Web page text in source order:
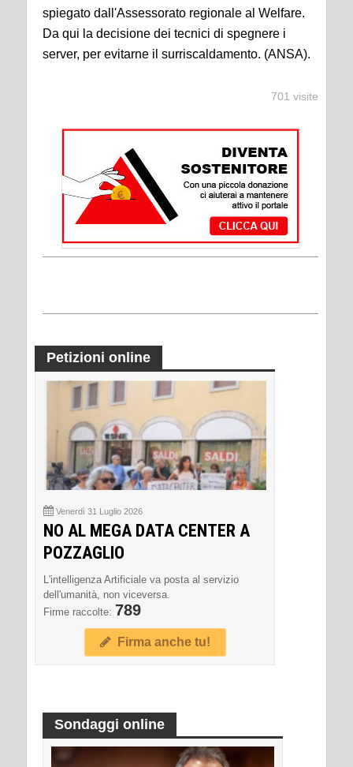
spiegato dall'Assessorato regionale al Welfare.
Da qui la decisione dei tecnici di spegnere i
server, per evitarne il surriscaldamento. (ANSA).
701 visite
Petizioni online
Venerdì 31 Luglio 2026
NO AL MEGA DATA CENTER A
POZZAGLIO
L'intelligenza Artificiale va posta al servizio
dell'umanità, non viceversa.
Firme raccolte: 789
Firma anche tu!
Sondaggi online